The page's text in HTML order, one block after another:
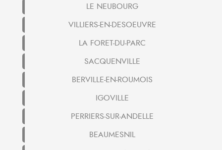
LE NEUBOURG
VILLIERS-EN-DESOEUVRE
LA FORET-DU-PARC
SACQUENVILLE
BERVILLE-EN-ROUMOIS
IGOVILLE
PERRIERS-SUR-ANDELLE
BEAUMESNIL